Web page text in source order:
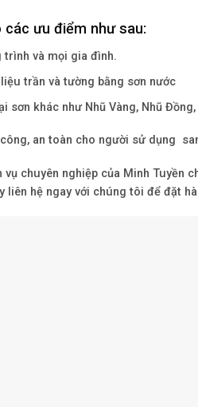
ưu điểm như sau:
trình và mọi gia đình.
trần và tường bằng sơn nước
sơn khác như Nhũ Vàng, Nhũ
an toàn cho người sử dụng
vụ chuyên nghiệp của Minh Tuyền
liên hệ ngay với chúng tôi để đặt